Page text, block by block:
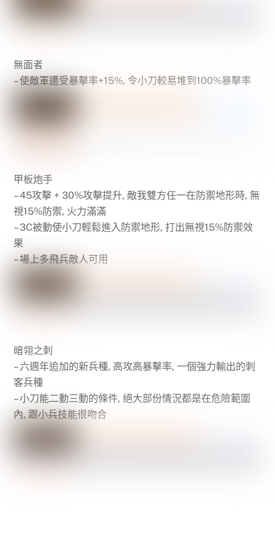
無面者
– 使敵軍遭受暴擊率+15%, 令小刀較易堆到100%暴擊率
甲板炮手
– 45攻擊 + 30%攻擊提升, 敵我雙方任一在防禦地形時, 無
視15%防禦, 火力滿滿
– 3C被動使小刀輕鬆進入防禦地形, 打出無視15%防禦效
果
– 場上多飛兵敵人可用
暗翎之刺
– 六週年追加的新兵種, 高攻高暴擊率, 一個強力輸出的刺
客兵種
– 小刀能二動三動的條件, 絕大部份情況都是在危險範圍
內, 跟小兵技能很吻合